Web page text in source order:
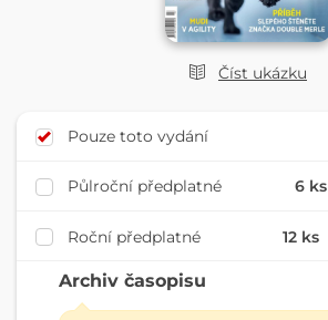
Číst ukázku
Pouze toto vydání
Půlroční předplatné 6 ks
Roční předplatné 12 ks
Archiv časopisu